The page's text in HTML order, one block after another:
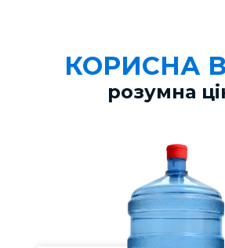
КОРИСНА
розумна